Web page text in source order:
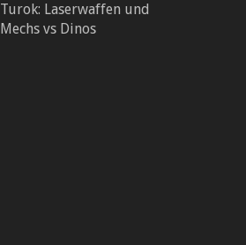
Turok: Laserwaffen und
Mechs vs Dinos